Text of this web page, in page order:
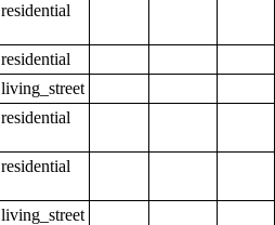
residential
residential
living_street
residential
residential
living_street